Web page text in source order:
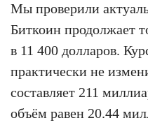
Мы проверили
Биткоин продолжает
в 11 400 долларов.
практически не
составляет 211
объём равен 20.44